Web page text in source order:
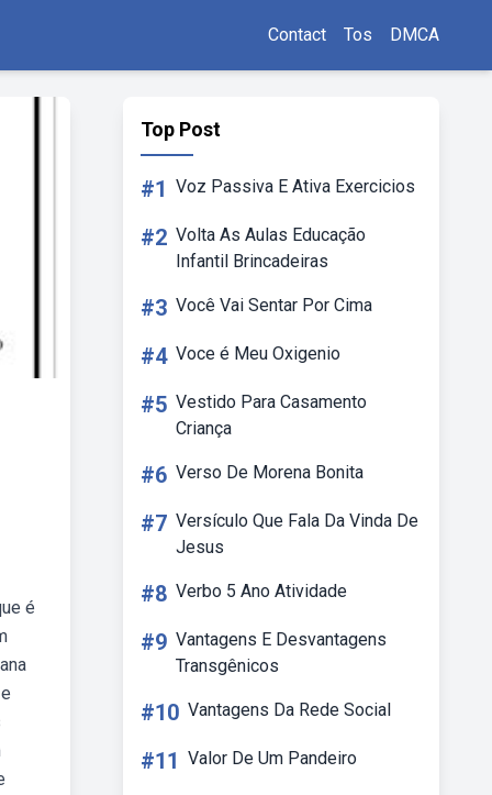
Contact Tos DMCA
é
Top Post
#1 Voz Passiva E Ativa Exercicios
#2 Volta As Aulas Educação
Infantil Brincadeiras
#3 Você Vai Sentar Por Cima
#4 Voce é Meu Oxigenio
#5 Vestido Para Casamento
Criança
#6 Verso De Morena Bonita
#7 Versículo Que Fala Da Vinda De
Jesus
#8 Verbo 5 Ano Atividade
#9 Vantagens E Desvantagens
Transgênicos
#10 Vantagens Da Rede Social
#11 Valor De Um Pandeiro